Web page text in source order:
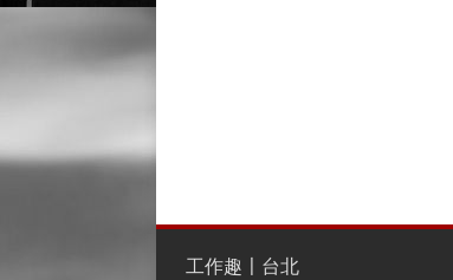
工作趣〡台北